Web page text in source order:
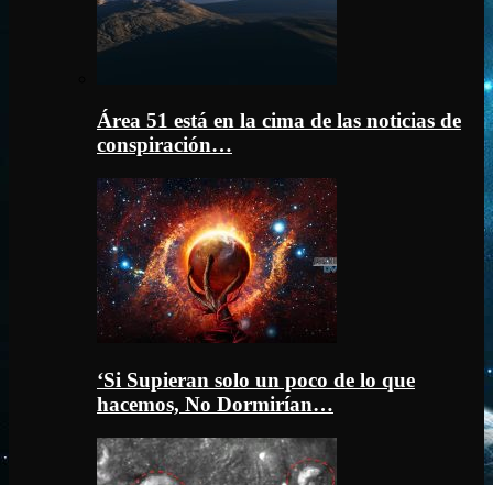
Área 51 está en la cima de las noticias de
conspiración…
‘Si Supieran solo un poco de lo que
hacemos, No Dormirían…